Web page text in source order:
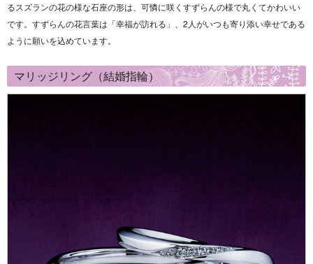
るスズランの花の様な石座の形は、可憐に咲くすずらんの様で丸くてかわいい
です。すずらんの花言葉は「幸福が訪れる」、2人がいつも寄り添い幸せである
ように願いを込めています。
マリッジリング（結婚指輪）